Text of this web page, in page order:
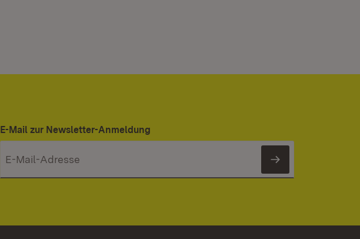
E-Mail zur Newsletter-Anmeldung
Newsletter